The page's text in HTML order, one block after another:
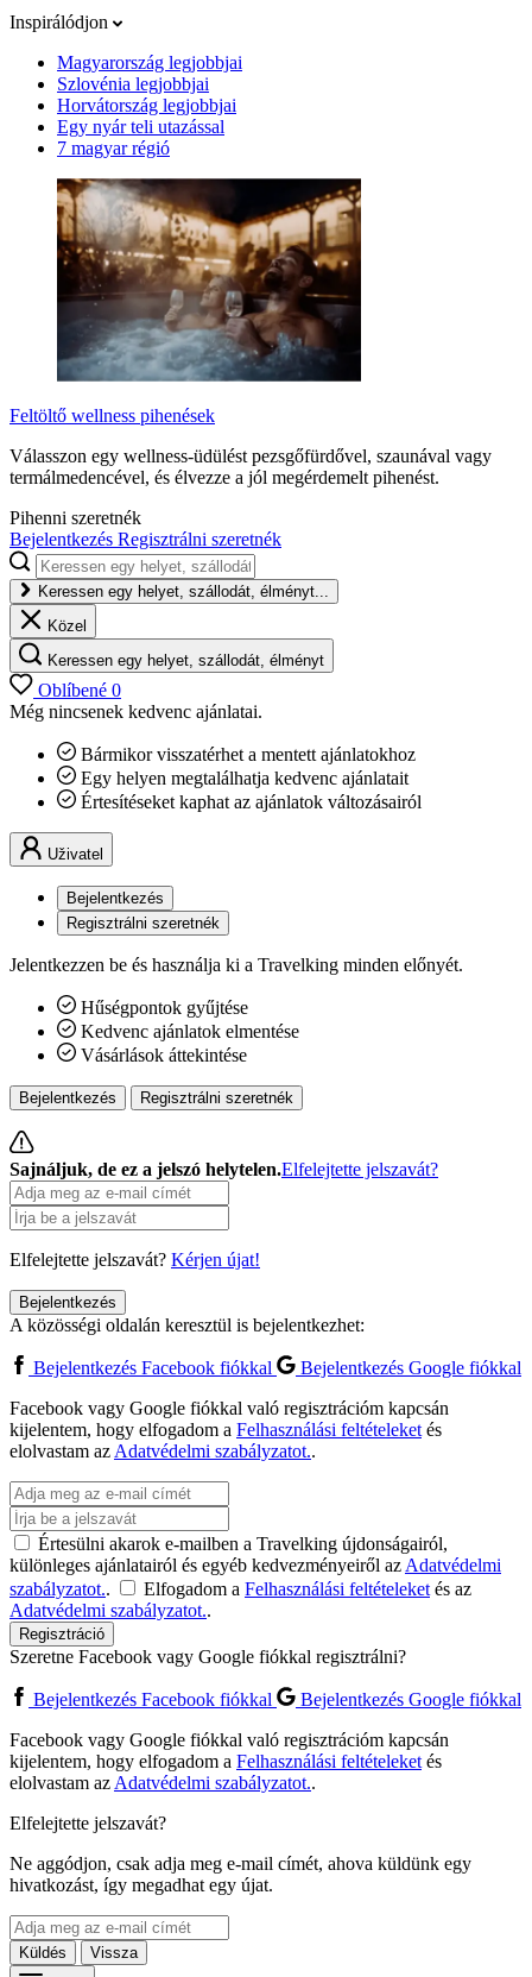
Inspirálódjon
Magyarország legjobbjai
Szlovénia legjobbjai
Horvátország legjobbjai
Egy nyár teli utazással
7 magyar régió
Feltöltő wellness pihenések
Válasszon egy wellness-üdülést pezsgőfürdővel, szaunával vagy
termálmedencével, és élvezze a jól megérdemelt pihenést.
Pihenni szeretnék
Bejelentkezés Regisztrálni szeretnék
Keressen egy helyet, szállodát, élményt...
Közel
Keressen egy helyet, szállodát, élményt
Oblíbené 0
Még nincsenek kedvenc ajánlatai.
Bármikor visszatérhet a mentett ajánlatokhoz
Egy helyen megtalálhatja kedvenc ajánlatait
Értesítéseket kaphat az ajánlatok változásairól
Uživatel
Bejelentkezés
Regisztrálni szeretnék
Jelentkezzen be és használja ki a Travelking minden előnyét.
Hűségpontok gyűjtése
Kedvenc ajánlatok elmentése
Vásárlások áttekintése
Bejelentkezés Regisztrálni szeretnék
Sajnáljuk, de ez a jelszó helytelen.Elfelejtette jelszavát?
Elfelejtette jelszavát? Kérjen újat!
Bejelentkezés
A közösségi oldalán keresztül is bejelentkezhet:
Bejelentkezés Facebook fiókkal
Bejelentkezés Google fiókkal
Facebook vagy Google fiókkal való regisztrációm kapcsán
kijelentem, hogy elfogadom a Felhasználási feltételeketés
elolvastam azAdatvédelmi szabályzatot..
Értesülni akarok e-mailben a Travelking újdonságairól,
különleges ajánlatairól és egyéb kedvezményeiről azAdatvédelmi
szabályzatot.. Elfogadom a Felhasználási feltételeketés az
Adatvédelmi szabályzatot..
Regisztráció
Szeretne Facebook vagy Google fiókkal regisztrálni?
Bejelentkezés Facebook fiókkal
Bejelentkezés Google fiókkal
Facebook vagy Google fiókkal való regisztrációm kapcsán
kijelentem, hogy elfogadom a Felhasználási feltételeketés
elolvastam azAdatvédelmi szabályzatot..
Elfelejtette jelszavát?
Ne aggódjon, csak adja meg e-mail címét, ahova küldünk egy
hivatkozást, így megadhat egy újat.
Küldés
Vissza